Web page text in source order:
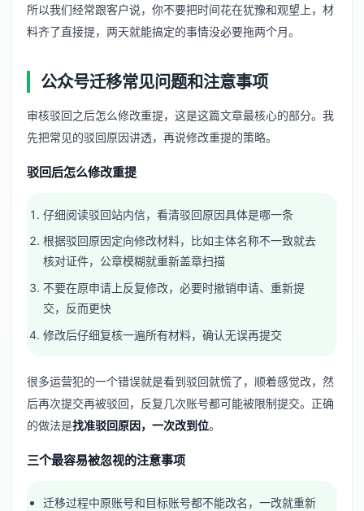
所以我们经常跟客户说，你不要把时间花在犹豫和观望上，材
料齐了直接提，两天就能搞定的事情没必要拖两个月。
公众号迁移常见问题和注意事项
审核驳回之后怎么修改重提，这是这篇文章最核心的部分。我
先把常见的驳回原因讲透，再说修改重提的策略。
驳回后怎么修改重提
仔细阅读驳回站内信，看清驳回原因具体是哪一条
根据驳回原因定向修改材料，比如主体名称不一致就去
核对证件，公章模糊就重新盖章扫描
不要在原申请上反复修改，必要时撤销申请、重新提
交，反而更快
修改后仔细复核一遍所有材料，确认无误再提交
很多运营犯的一个错误就是看到驳回就慌了，顺着感觉改，然
后再次提交再被驳回，反复几次账号都可能被限制提交。正确
的做法是找准驳回原因，一次改到位。
三个最容易被忽视的注意事项
迁移过程中原账号和目标账号都不能改名，一改就重新